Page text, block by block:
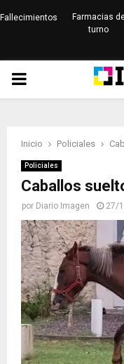
Fallecimientos
Farmacias
turno
PRIMARY
Inicio Policiales
Policiales
Caballos
por Diario Imagen 27/